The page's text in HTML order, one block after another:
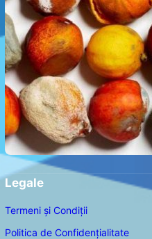
Legale
Termeni și Condiții
Politica de Confidențialitate